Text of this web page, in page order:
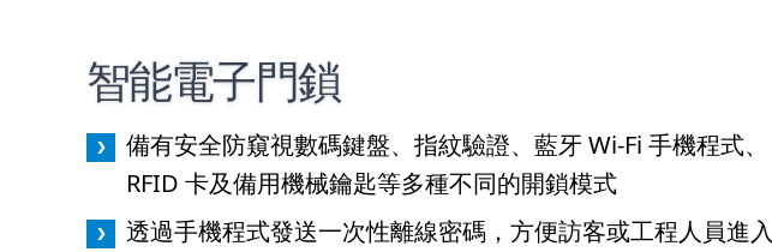
智能電子門鎖
備有安全防窺視數碼鍵盤、指紋驗證、藍牙 Wi-Fi 手機程式、
RFID 卡及備用機械鑰匙等多種不同的開鎖模式
透過手機程式發送一次性離線密碼，方便訪客或工程人員進入